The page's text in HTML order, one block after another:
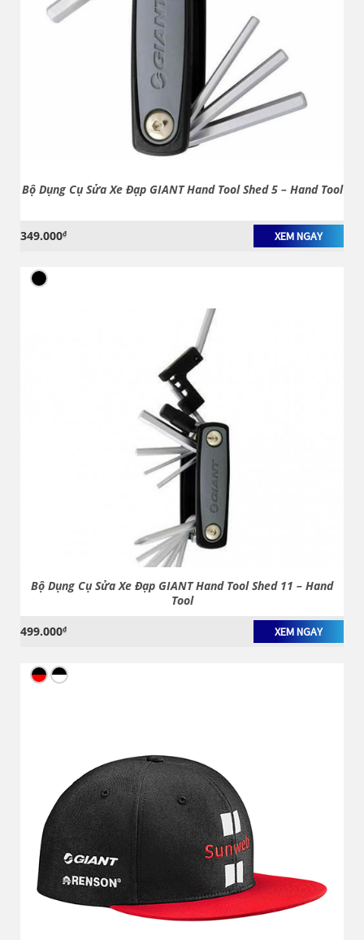
Bộ Dụng Cụ Sửa Xe Đạp GIANT Hand Tool Shed 5 – Hand Tool
349.000₫ XEM NGAY
Bộ Dụng Cụ Sửa Xe Đạp GIANT Hand Tool Shed 11 – Hand
Tool
499.000₫ XEM NGAY